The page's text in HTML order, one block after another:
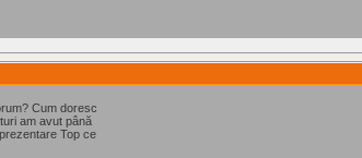
Cum doresc
am avut până
Top ce